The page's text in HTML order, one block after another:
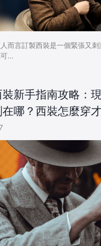
而言訂製西裝是一個緊張又
...
裝新手指南攻略：
哪？西裝怎麼穿